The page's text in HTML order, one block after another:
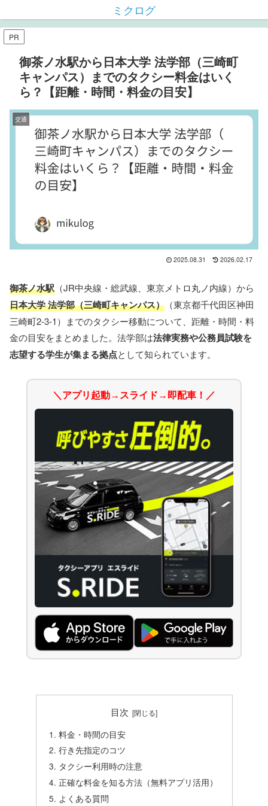
ミクログ
PR
御茶ノ水駅から日本大学 法学部（三崎町
キャンパス）までのタクシー料金はいく
ら？【距離・時間・料金の目安】
交通
2025.08.31 2026.02.17
御茶ノ水駅 （JR中央線・総武線、東京メトロ丸ノ内線）から
日本大学 法学部（三崎町キャンパス） （東京都千代田区神田
三崎町2-3-1）までのタクシー移動について、距離・時間・料
金の目安をまとめました。法学部は法律実務や公務員試験を
志望する学生が集まる拠点として知られています。
＼アプリ起動→スライド→即配車！／
目次
料金・時間の目安
行き先指定のコツ
タクシー利用時の注意
正確な料金を知る方法（無料アプリ活用）
よくある質問